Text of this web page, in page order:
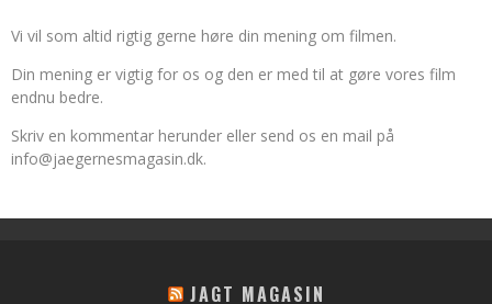
Vi vil som altid rigtig gerne høre din mening om filmen.
Din mening er vigtig for os og den er med til at gøre vores film
endnu bedre.
Skriv en kommentar herunder eller send os en mail på
info@jaegernesmagasin.dk.
JAGT MAGASIN